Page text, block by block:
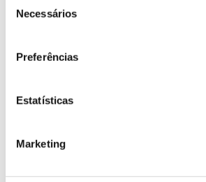
Necessários
Preferências
Estatísticas
Marketing